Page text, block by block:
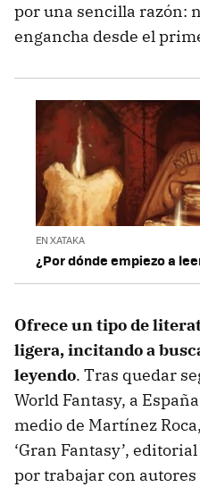
por una sencilla razón:
engancha desde el
EN XATAKA
¿Por dónde empiezo a
Ofrece un tipo de
ligera, incitando a
leyendo. Tras quedar
World Fantasy, a
medio de Martínez
‘Gran Fantasy’,
por trabajar con